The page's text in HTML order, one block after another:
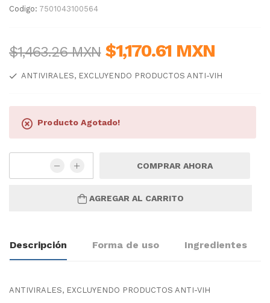
Codigo: 7501043100564
$1,463.26 MXN $1,170.61 MXN
ANTIVIRALES, EXCLUYENDO PRODUCTOS ANTI-VIH
Producto Agotado!
COMPRAR AHORA
AGREGAR AL CARRITO
Descripción Forma de uso Ingredientes
ANTIVIRALES, EXCLUYENDO PRODUCTOS ANTI-VIH